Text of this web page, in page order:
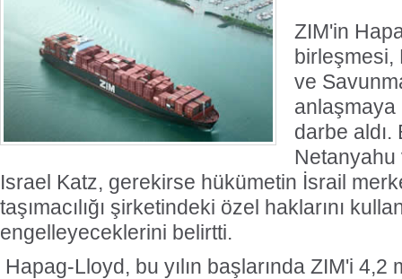
ZIM'in
birleşmesi,
ve
anlaşmaya
darbe
Netanyahu
Israel Katz, gerekirse hükümetin İsrail
taşımacılığı şirketindeki özel haklarını
engelleyeceklerini belirtti.
Hapag-Lloyd, bu yılın başlarında ZIM'i 4,2